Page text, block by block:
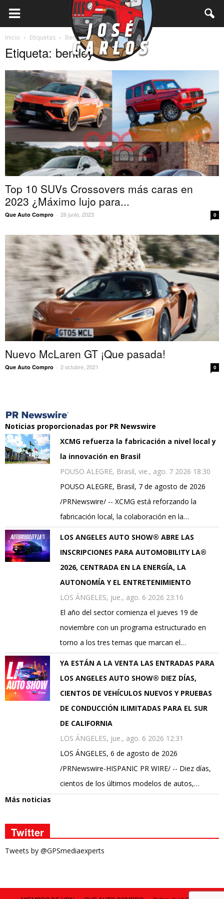
Inicio Etiquetas Bentley
Etiqueta: bentley
Top 10 SUVs Crossovers más caras en
2023 ¿Máximo lujo para...
Que Auto Compro - 26 junio, 2023 0
Nuevo McLaren GT ¡Que pasada!
Que Auto Compro - 2 octubre, 2021 0
Noticias proporcionadas por PR Newswire
XCMG refuerza la fabricación a nivel local y
la innovación en Brasil
POUSO ALEGRE, Brasil, vie., ago. 7 2026 18:30
POUSO ALEGRE, Brasil, 7 de agosto de 2026
/PRNewswire/ -- XCMG está reforzando la
fabricación local, la colaboración en la…
LOS ANGELES AUTO SHOW® ABRE LAS
INSCRIPCIONES PARA AUTOMOBILITY LA®
2026, CENTRADA EN LA ENERGÍA, LA
AUTONOMÍA Y EL ENTRETENIMIENTO
LOS ÁNGELES, jue., ago. 6 2026 23:16
El año del sector comienza el jueves 19 de
noviembre con un programa estructurado en
torno a los tres temas que marcan el…
YA ESTÁN A LA VENTA LAS ENTRADAS PARA
LOS ANGELES AUTO SHOW® DIEZ DÍAS,
CIENTOS DE VEHÍCULOS NUEVOS Y PRUEBAS
DE CONDUCCIÓN ILIMITADAS PARA EL SUR
DE CALIFORNIA
LOS ÁNGELES, jue., ago. 6 2026 12:31
LOS ÁNGELES, 6 de agosto de 2026
/PRNewswire-HISPANIC PR WIRE/ -- Diez días,
cientos de los últimos modelos de autos,…
Más noticias
Twitter
Tweets by @GPSmediaexperts